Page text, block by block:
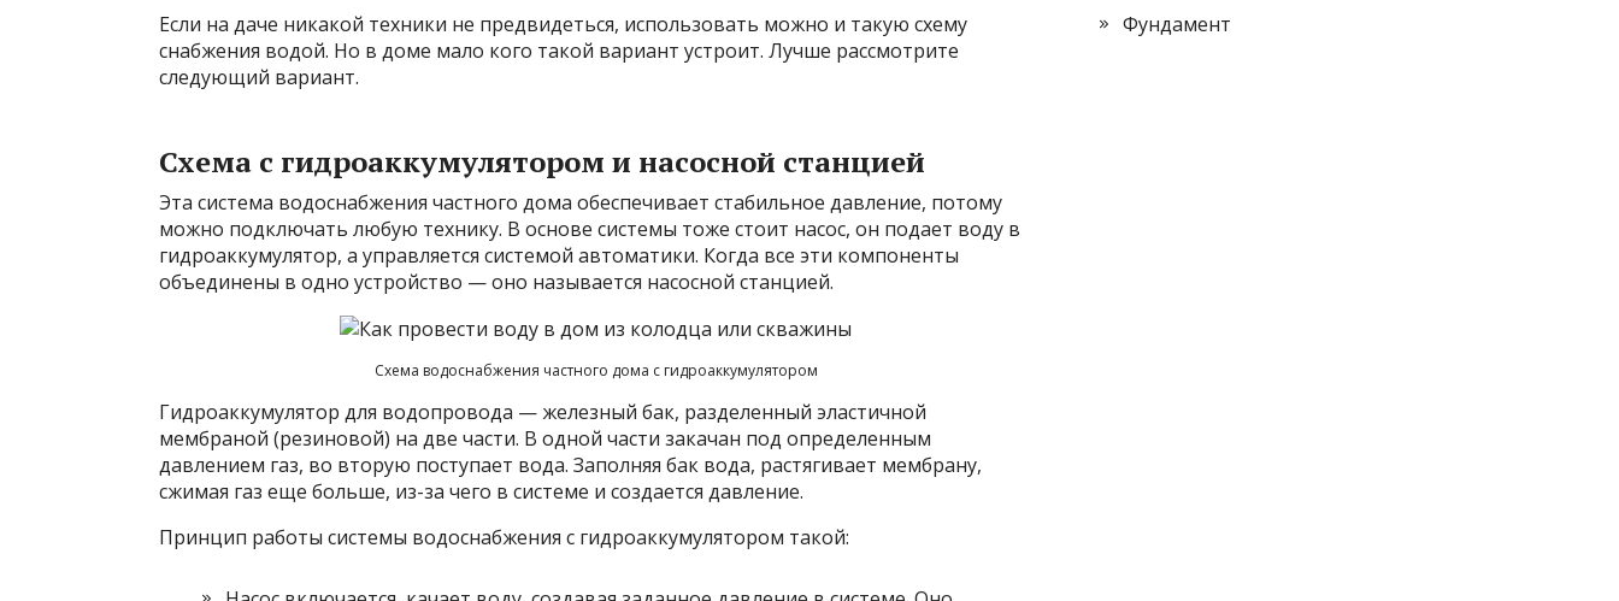
Если на даче никакой техники не предвидеться, использовать можно и такую схему
снабжения водой. Но в доме мало кого такой вариант устроит. Лучше рассмотрите
следующий вариант.
Схема с гидроаккумулятором и насосной станцией
Эта система водоснабжения частного дома обеспечивает стабильное давление, потому
можно подключать любую технику. В основе системы тоже стоит насос, он подает воду в
гидроаккумулятор, а управляется системой автоматики. Когда все эти компоненты
объединены в одно устройство — оно называется насосной станцией.
Схема водоснабжения частного дома с гидроаккумулятором
Гидроаккумулятор для водопровода — железный бак, разделенный эластичной
мембраной (резиновой) на две части. В одной части закачан под определенным
давлением газ, во вторую поступает вода. Заполняя бак вода, растягивает мембрану,
сжимая газ еще больше, из-за чего в системе и создается давление.
Принцип работы системы водоснабжения с гидроаккумулятором такой:
Фундамент